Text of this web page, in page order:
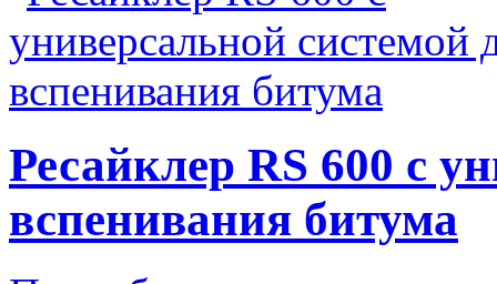
Ресайклер RS 600 с
вспенивания битума